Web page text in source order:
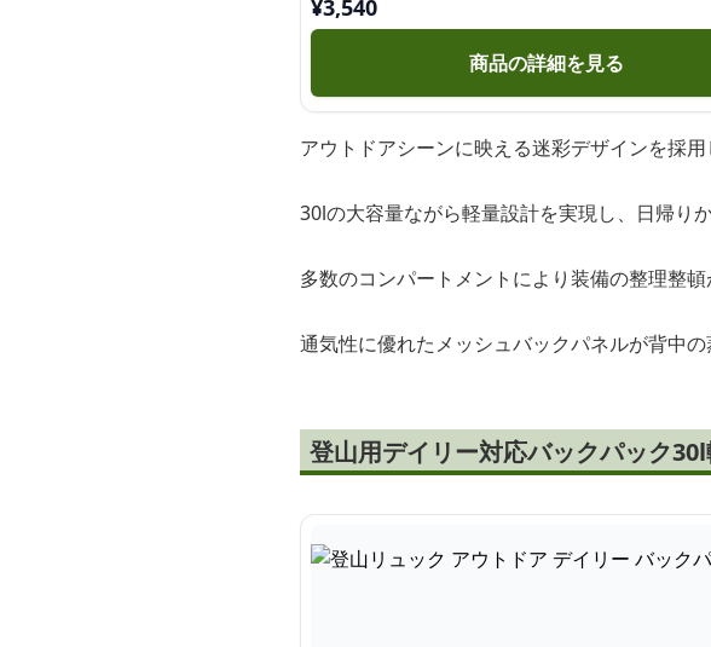
¥3,540
商品の詳細を見る
アウトドアシーンに映える迷彩デザインを採用
30lの大容量ながら軽量設計を実現し、日帰り
多数のコンパートメントにより装備の整理整
通気性に優れたメッシュバックパネルが背中
登山用デイリー対応バックパック